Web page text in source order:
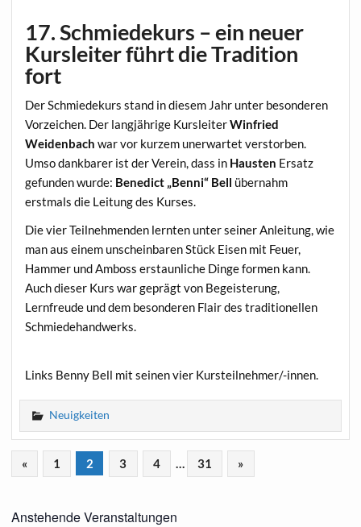
17. Schmiedekurs – ein neuer
Kursleiter führt die Tradition
fort
Der Schmiedekurs stand in diesem Jahr unter besonderen
Vorzeichen. Der langjährige KursleiterWinfried
Weidenbach war vor kurzem unerwartet verstorben.
Umso dankbarer ist der Verein, dass in Hausten Ersatz
gefunden wurde: Benedict „Benni“ Bell übernahm
erstmals die Leitung des Kurses.
Die vier Teilnehmenden lernten unter seiner Anleitung, wie
man aus einem unscheinbaren Stück Eisen mit Feuer,
Hammer und Amboss erstaunliche Dinge formen kann.
Auch dieser Kurs war geprägt von Begeisterung,
Lernfreude und dem besonderen Flair des traditionellen
Schmiedehandwerks.
Links Benny Bell mit seinen vier Kursteilnehmer/-innen.
Neuigkeiten
« 1 2 3 4 … 31 »
Anstehende Veranstaltungen